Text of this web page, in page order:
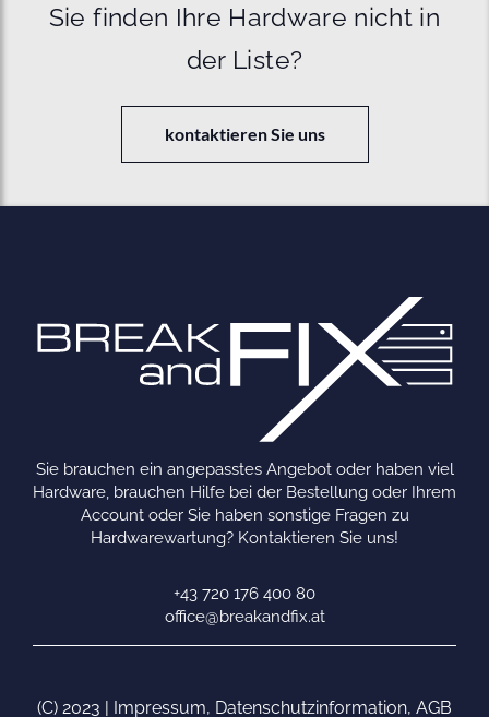
Sie finden Ihre Hardware nicht in
der Liste?
kontaktieren Sie uns
Sie brauchen ein angepasstes Angebot oder haben viel
Hardware, brauchen Hilfe bei der Bestellung oder Ihrem
Account oder Sie haben sonstige Fragen zu
Hardwarewartung? Kontaktieren Sie uns!
+43 720 176 400 80
office@breakandfix.at
(C) 2023 | Impressum, Datenschutzinformation, AGB